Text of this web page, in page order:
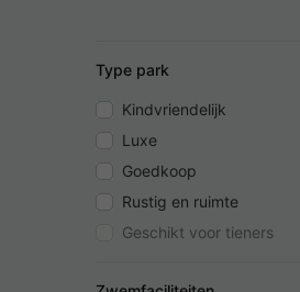
Type park
Kindvriendelijk
Luxe
Goedkoop
Rustig en ruimte
Geschikt voor tieners